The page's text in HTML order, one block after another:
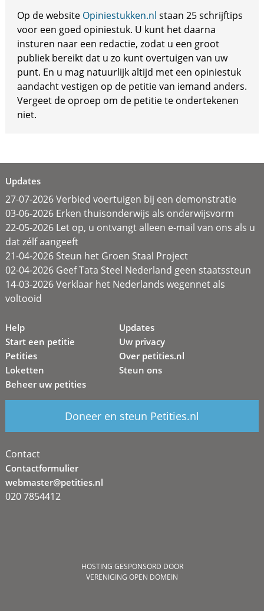
Op de website Opiniestukken.nl staan 25 schrijftips
voor een goed opiniestuk. U kunt het daarna
insturen naar een redactie, zodat u een groot
publiek bereikt dat u zo kunt overtuigen van uw
punt. En u mag natuurlijk altijd met een opiniestuk
aandacht vestigen op de petitie van iemand anders.
Vergeet de oproep om de petitie te ondertekenen
niet.
Updates
27-07-2026 Verbied voertuigen bij een demonstratie
03-06-2026 Erken thuisonderwijs als onderwijsvorm
22-05-2026 Let op, u ontvangt alleen e-mail van ons als u
dat zélf aangeeft
21-04-2026 Steun het Groen Staal Project
02-04-2026 Geef Tata Steel Nederland geen staatssteun
14-03-2026 Verklaar het Nederlands wegennet als
voltooid
Help
Start een petitie
Petities
Loketten
Beheer uw petities
Updates
Uw privacy
Over petities.nl
Steun ons
Doneer en steun Petities.nl
Contact
Contactformulier
webmaster@petities.nl
020 7854412
HOSTING GESPONSORD DOOR
VERENIGING OPEN DOMEIN